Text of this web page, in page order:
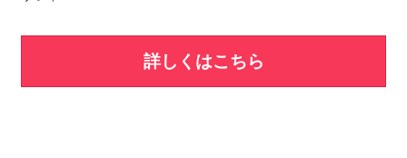
詳しくはこちら